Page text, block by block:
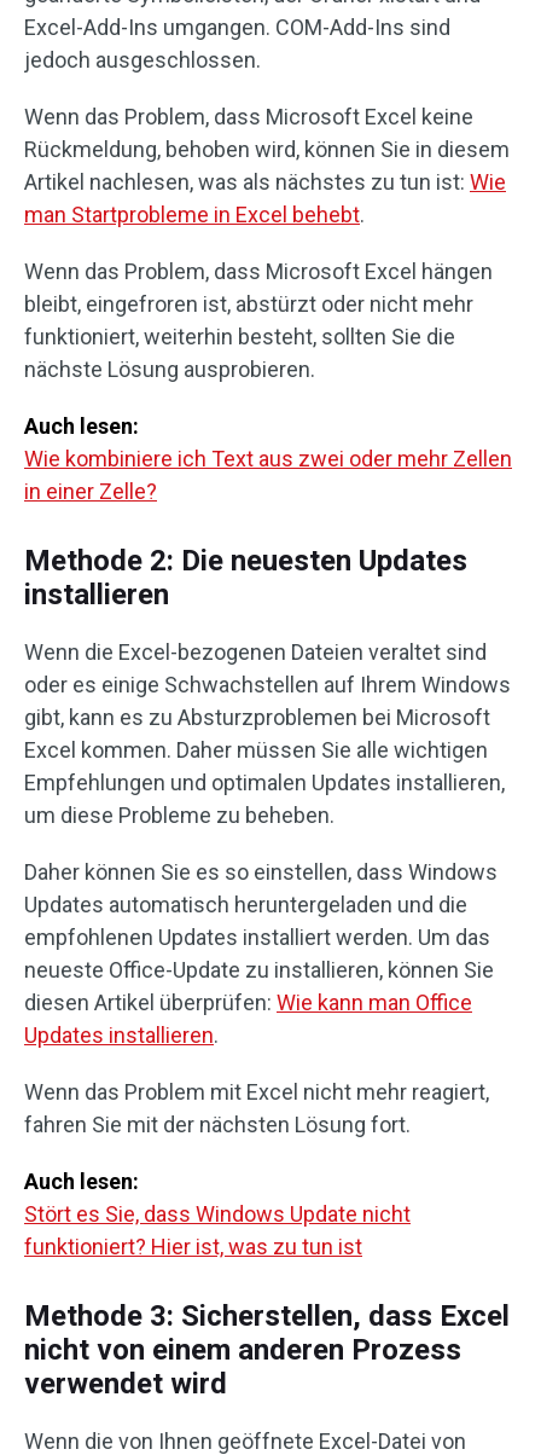
Excel-Add-Ins umgangen. COM-Add-Ins sind
jedoch ausgeschlossen.
Wenn das Problem, dass Microsoft Excel keine
Rückmeldung, behoben wird, können Sie in diesem
Artikel nachlesen, was als nächstes zu tun ist: Wie
man Startprobleme in Excel behebt.
Wenn das Problem, dass Microsoft Excel hängen
bleibt, eingefroren ist, abstürzt oder nicht mehr
funktioniert, weiterhin besteht, sollten Sie die
nächste Lösung ausprobieren.
Auch lesen:
Wie kombiniere ich Text aus zwei oder mehr Zellen
in einer Zelle?
Methode 2: Die neuesten Updates
installieren
Wenn die Excel-bezogenen Dateien veraltet sind
oder es einige Schwachstellen auf Ihrem Windows
gibt, kann es zu Absturzproblemen bei Microsoft
Excel kommen. Daher müssen Sie alle wichtigen
Empfehlungen und optimalen Updates installieren,
um diese Probleme zu beheben.
Daher können Sie es so einstellen, dass Windows
Updates automatisch heruntergeladen und die
empfohlenen Updates installiert werden. Um das
neueste Office-Update zu installieren, können Sie
diesen Artikel überprüfen: Wie kann man Office
Updates installieren.
Wenn das Problem mit Excel nicht mehr reagiert,
fahren Sie mit der nächsten Lösung fort.
Auch lesen:
Stört es Sie, dass Windows Update nicht
funktioniert? Hier ist, was zu tun ist
Methode 3: Sicherstellen, dass Excel
nicht von einem anderen Prozess
verwendet wird
Wenn die von Ihnen geöffnete Excel-Datei von